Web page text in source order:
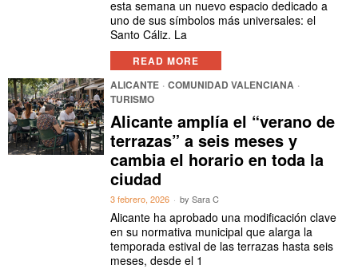
esta semana un nuevo espacio dedicado a
uno de sus símbolos más universales: el
Santo Cáliz. La
READ MORE
ALICANTE · COMUNIDAD VALENCIANA ·
TURISMO
Alicante amplía el “verano de
terrazas” a seis meses y
cambia el horario en toda la
ciudad
3 febrero, 2026 bySara C
Alicante ha aprobado una modificación clave
en su normativa municipal que alarga la
temporada estival de las terrazas hasta seis
meses, desde el 1